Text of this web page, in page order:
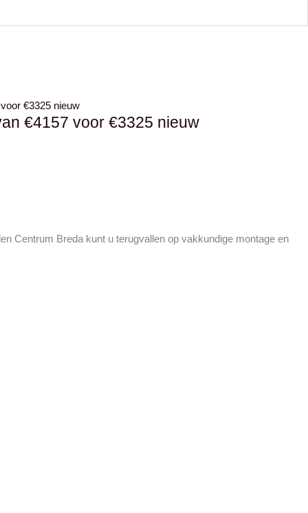
€4157 voor €3325 nieuw
Centrum Breda kunt u terugvallen op vakkundige montage en